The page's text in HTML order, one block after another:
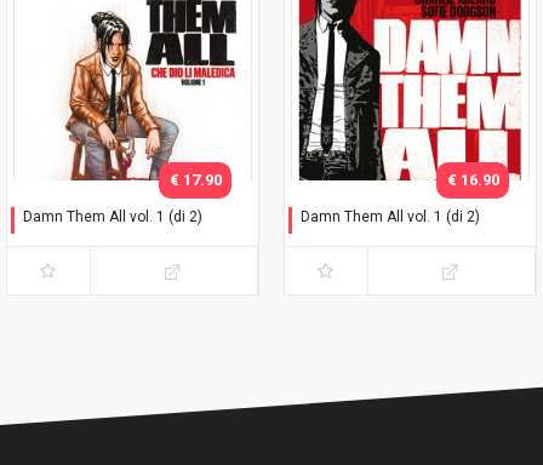
Damn Them All vol. 1 (di 2)
€ 17.90
Damn Them All vol. 1 (di 2)
€ 16.90